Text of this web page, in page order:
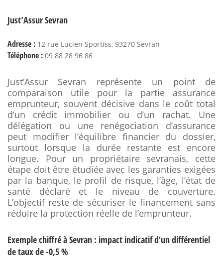
Just’Assur Sevran
Adresse : 12 rue Lucien Sportiss, 93270 Sevran
Téléphone : 09 88 28 96 86
Just’Assur Sevran représente un point de
comparaison utile pour la partie assurance
emprunteur, souvent décisive dans le coût total
d’un crédit immobilier ou d’un rachat. Une
délégation ou une renégociation d’assurance
peut modifier l’équilibre financier du dossier,
surtout lorsque la durée restante est encore
longue. Pour un propriétaire sevranais, cette
étape doit être étudiée avec les garanties exigées
par la banque, le profil de risque, l’âge, l’état de
santé déclaré et le niveau de couverture.
L’objectif reste de sécuriser le financement sans
réduire la protection réelle de l’emprunteur.
Exemple chiffré à Sevran : impact indicatif d’un différentiel
de taux de -0,5 %